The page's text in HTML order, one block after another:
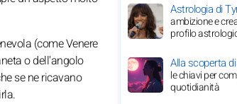
(come Venere
o dell'angolo
se ne ricavano
Astrologia di
ambizione e
profilo
Alla scoperta
le chiavi per
quotidianità